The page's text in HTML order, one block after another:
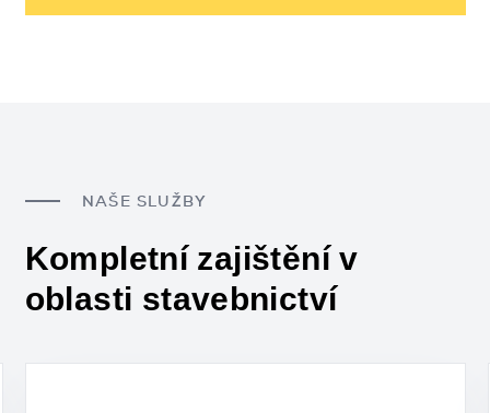
NAŠE SLUŽBY
Kompletní zajištění v
oblasti stavebnictví